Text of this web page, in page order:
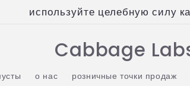
используйте целебную силу
Cabbage
о нас розничные точки продаж